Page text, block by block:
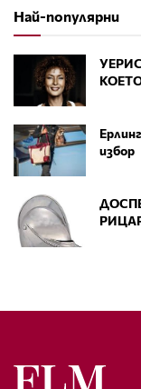
Най-популярни
избор